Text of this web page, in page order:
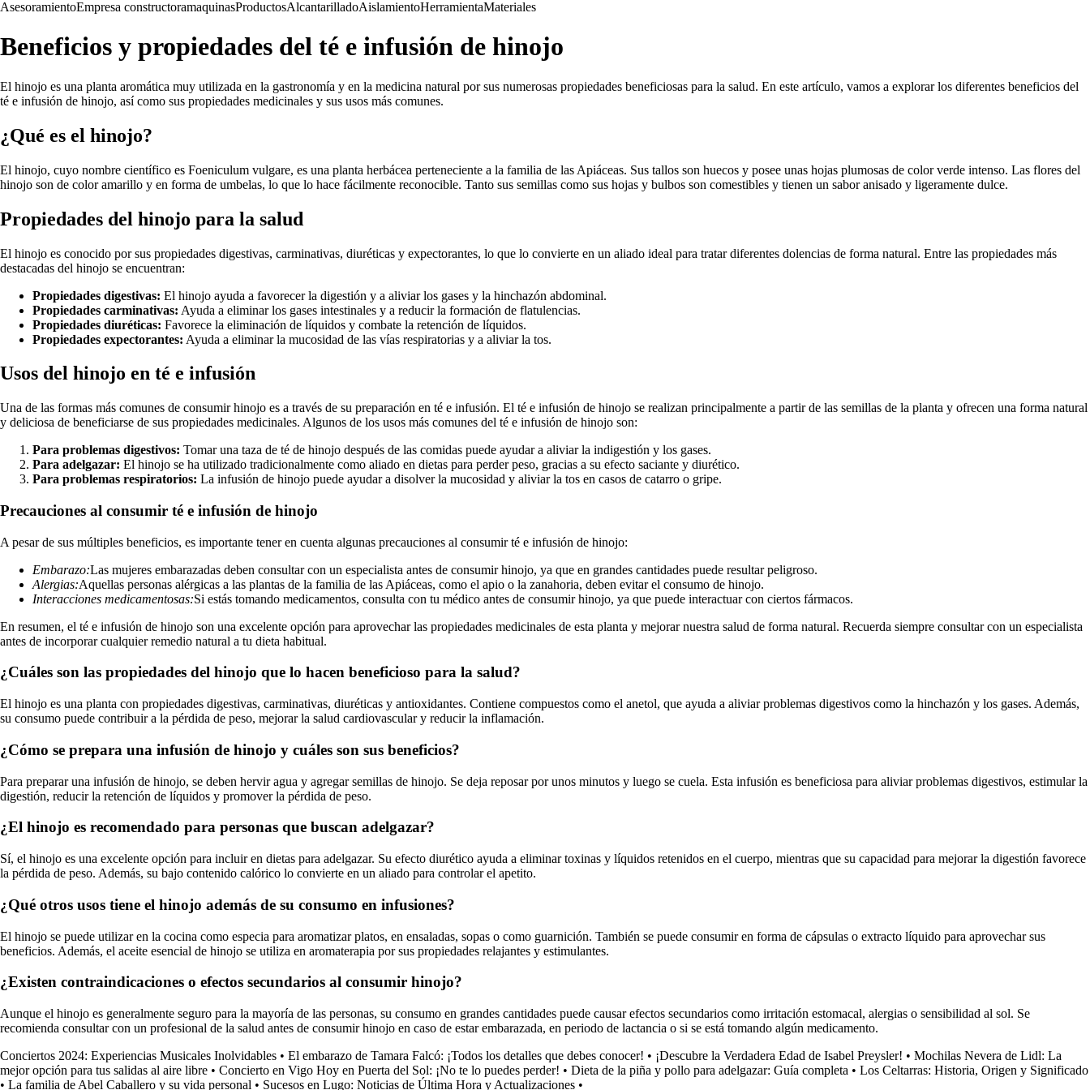
AsesoramientoEmpresa constructoramaquinasProductosAlcantarilladoAislamientoHerramientaMateriales
Beneficios y propiedades del té e infusión de hinojo
El hinojo es una planta aromática muy utilizada en la gastronomía y en la medicina natural por sus numerosas propiedades beneficiosas para la salud. En este artículo, vamos a explorar los diferentes beneficios del
té e infusión de hinojo, así como sus propiedades medicinales y sus usos más comunes.
¿Qué es el hinojo?
El hinojo, cuyo nombre científico es Foeniculum vulgare, es una planta herbácea perteneciente a la familia de las Apiáceas. Sus tallos son huecos y posee unas hojas plumosas de color verde intenso. Las flores del
hinojo son de color amarillo y en forma de umbelas, lo que lo hace fácilmente reconocible. Tanto sus semillas como sus hojas y bulbos son comestibles y tienen un sabor anisado y ligeramente dulce.
Propiedades del hinojo para la salud
El hinojo es conocido por sus propiedades digestivas, carminativas, diuréticas y expectorantes, lo que lo convierte en un aliado ideal para tratar diferentes dolencias de forma natural. Entre las propiedades más
destacadas del hinojo se encuentran:
Propiedades digestivas: El hinojo ayuda a favorecer la digestión y a aliviar los gases y la hinchazón abdominal.
Propiedades carminativas: Ayuda a eliminar los gases intestinales y a reducir la formación de flatulencias.
Propiedades diuréticas: Favorece la eliminación de líquidos y combate la retención de líquidos.
Propiedades expectorantes: Ayuda a eliminar la mucosidad de las vías respiratorias y a aliviar la tos.
Usos del hinojo en té e infusión
Una de las formas más comunes de consumir hinojo es a través de su preparación en té e infusión. El té e infusión de hinojo se realizan principalmente a partir de las semillas de la planta y ofrecen una forma natural
y deliciosa de beneficiarse de sus propiedades medicinales. Algunos de los usos más comunes del té e infusión de hinojo son:
Para problemas digestivos: Tomar una taza de té de hinojo después de las comidas puede ayudar a aliviar la indigestión y los gases.
Para adelgazar: El hinojo se ha utilizado tradicionalmente como aliado en dietas para perder peso, gracias a su efecto saciante y diurético.
Para problemas respiratorios: La infusión de hinojo puede ayudar a disolver la mucosidad y aliviar la tos en casos de catarro o gripe.
Precauciones al consumir té e infusión de hinojo
A pesar de sus múltiples beneficios, es importante tener en cuenta algunas precauciones al consumir té e infusión de hinojo:
Embarazo:Las mujeres embarazadas deben consultar con un especialista antes de consumir hinojo, ya que en grandes cantidades puede resultar peligroso.
Alergias:Aquellas personas alérgicas a las plantas de la familia de las Apiáceas, como el apio o la zanahoria, deben evitar el consumo de hinojo.
Interacciones medicamentosas:Si estás tomando medicamentos, consulta con tu médico antes de consumir hinojo, ya que puede interactuar con ciertos fármacos.
En resumen, el té e infusión de hinojo son una excelente opción para aprovechar las propiedades medicinales de esta planta y mejorar nuestra salud de forma natural. Recuerda siempre consultar con un especialista
antes de incorporar cualquier remedio natural a tu dieta habitual.
¿Cuáles son las propiedades del hinojo que lo hacen beneficioso para la salud?
El hinojo es una planta con propiedades digestivas, carminativas, diuréticas y antioxidantes. Contiene compuestos como el anetol, que ayuda a aliviar problemas digestivos como la hinchazón y los gases. Además,
su consumo puede contribuir a la pérdida de peso, mejorar la salud cardiovascular y reducir la inflamación.
¿Cómo se prepara una infusión de hinojo y cuáles son sus beneficios?
Para preparar una infusión de hinojo, se deben hervir agua y agregar semillas de hinojo. Se deja reposar por unos minutos y luego se cuela. Esta infusión es beneficiosa para aliviar problemas digestivos, estimular la
digestión, reducir la retención de líquidos y promover la pérdida de peso.
¿El hinojo es recomendado para personas que buscan adelgazar?
Sí, el hinojo es una excelente opción para incluir en dietas para adelgazar. Su efecto diurético ayuda a eliminar toxinas y líquidos retenidos en el cuerpo, mientras que su capacidad para mejorar la digestión favorece
la pérdida de peso. Además, su bajo contenido calórico lo convierte en un aliado para controlar el apetito.
¿Qué otros usos tiene el hinojo además de su consumo en infusiones?
El hinojo se puede utilizar en la cocina como especia para aromatizar platos, en ensaladas, sopas o como guarnición. También se puede consumir en forma de cápsulas o extracto líquido para aprovechar sus
beneficios. Además, el aceite esencial de hinojo se utiliza en aromaterapia por sus propiedades relajantes y estimulantes.
¿Existen contraindicaciones o efectos secundarios al consumir hinojo?
Aunque el hinojo es generalmente seguro para la mayoría de las personas, su consumo en grandes cantidades puede causar efectos secundarios como irritación estomacal, alergias o sensibilidad al sol. Se
recomienda consultar con un profesional de la salud antes de consumir hinojo en caso de estar embarazada, en periodo de lactancia o si se está tomando algún medicamento.
Conciertos 2024: Experiencias Musicales Inolvidables • El embarazo de Tamara Falcó: ¡Todos los detalles que debes conocer! • ¡Descubre la Verdadera Edad de Isabel Preysler! • Mochilas Nevera de Lidl: La
mejor opción para tus salidas al aire libre • Concierto en Vigo Hoy en Puerta del Sol: ¡No te lo puedes perder! • Dieta de la piña y pollo para adelgazar: Guía completa • Los Celtarras: Historia, Origen y Significado
• La familia de Abel Caballero y su vida personal • Sucesos en Lugo: Noticias de Última Hora y Actualizaciones •